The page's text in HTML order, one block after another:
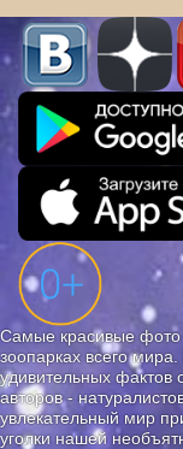
Самые красивые фото
зоопарках всего
удивительных
авторов -
увлекательный мир
уголки нашей